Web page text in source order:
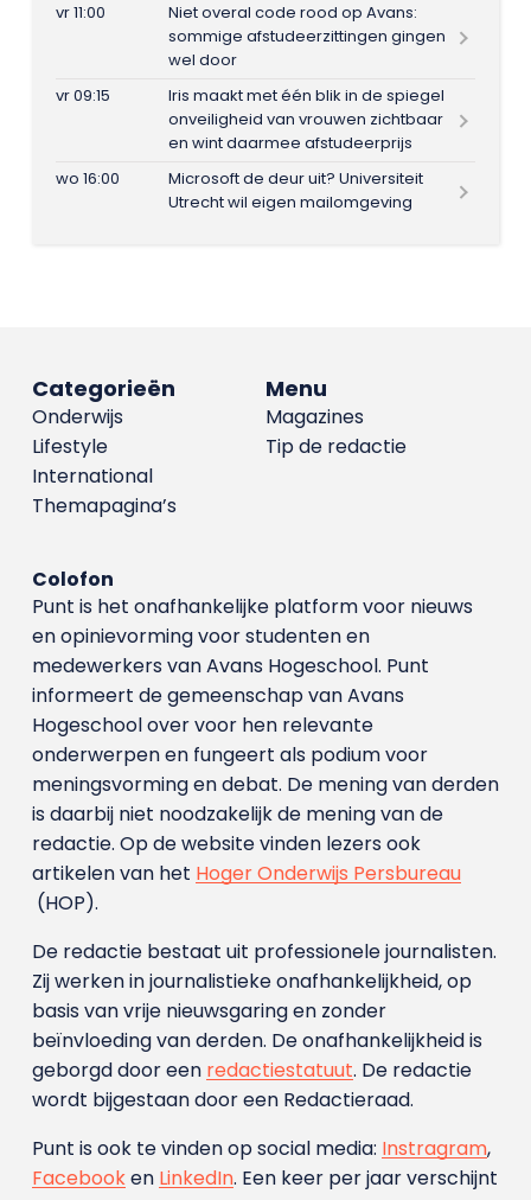
vr 11:00
Niet overal code rood op Avans:
sommige afstudeerzittingen gingen
wel door
vr 09:15
Iris maakt met één blik in de spiegel
onveiligheid van vrouwen zichtbaar
en wint daarmee afstudeerprijs
wo 16:00
Microsoft de deur uit? Universiteit
Utrecht wil eigen mailomgeving
Menu
Magazines
Tip de redactie
Categorieën
Onderwijs
Lifestyle
International
Themapagina’s
Colofon
Punt is het onafhankelijke platform voor nieuws
en opinievorming voor studenten en
medewerkers van Avans Hoge­school. Punt
informeert de gemeenschap van Avans
Hogeschool over voor hen relevante
onderwerpen en fungeert als podium voor
meningsvorming en debat. De mening van derden
is daarbij niet noodzakelijk de mening van de
redactie. Op de website vinden lezers ook
artikelen van het Hoger Onderwijs Persbureau
(HOP).
De redactie bestaat uit professionele journalisten.
Zij werken in journalistieke onafhankelijkheid, op
basis van vrije nieuwsgaring en zonder
beïnvloeding van derden. De onafhankelijkheid is
geborgd door een redactiestatuut. De redactie
wordt bijgestaan door een Redactieraad.
Punt is ook te vinden op social media: Instragram,
Facebooken LinkedIn. Een keer per jaar verschijnt